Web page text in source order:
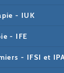
- IUK
- IFE
- IFSI et